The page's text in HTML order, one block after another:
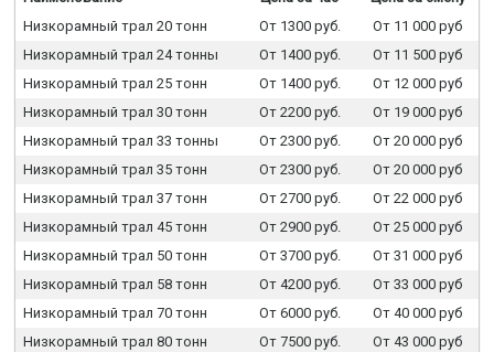
Низкорамный трал 20 тонн
От 1300 руб.
От 11 000 руб
Низкорамный трал 24 тонны
От 1400 руб.
От 11 500 руб
Низкорамный трал 25 тонн
От 1400 руб.
От 12 000 руб
Низкорамный трал 30 тонн
От 2200 руб.
От 19 000 руб
Низкорамный трал 33 тонны
От 2300 руб.
От 20 000 руб
Низкорамный трал 35 тонн
От 2300 руб.
От 20 000 руб
Низкорамный трал 37 тонн
От 2700 руб.
От 22 000 руб
Низкорамный трал 45 тонн
От 2900 руб.
От 25 000 руб
Низкорамный трал 50 тонн
От 3700 руб.
От 31 000 руб
Низкорамный трал 58 тонн
От 4200 руб.
От 33 000 руб
Низкорамный трал 70 тонн
От 6000 руб.
От 40 000 руб
Низкорамный трал 80 тонн
От 7500 руб.
От 43 000 руб